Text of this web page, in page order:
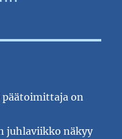
on
juhlaviikko näkyy